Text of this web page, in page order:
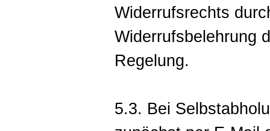
Widerrufsrechts
Widerrufsbelehrung
Regelung.
5.3. Bei